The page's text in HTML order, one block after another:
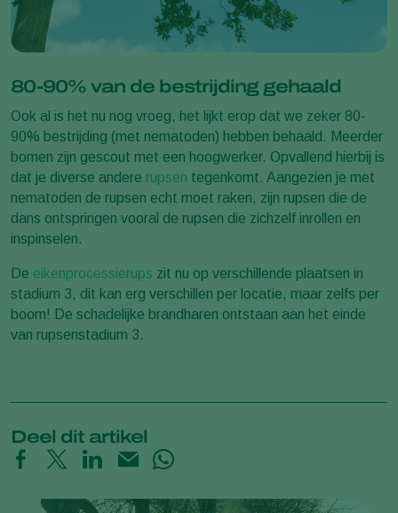
80-90% van de bestrijding gehaald
Ook al is het nu nog vroeg, het lijkt erop dat we zeker 80-
90% bestrijding (met nematoden) hebben behaald. Meerder
bomen zijn gescout met een hoogwerker. Opvallend hierbij is
dat je diverse andere rupsen tegenkomt. Aangezien je met
nematoden de rupsen echt moet raken, zijn rupsen die de
dans ontspringen vooral de rupsen die zichzelf inrollen en
inspinselen.
De eikenprocessierups zit nu op verschillende plaatsen in
stadium 3, dit kan erg verschillen per locatie, maar zelfs per
boom! De schadelijke brandharen ontstaan aan het einde
van rupsenstadium 3.
Deel dit artikel